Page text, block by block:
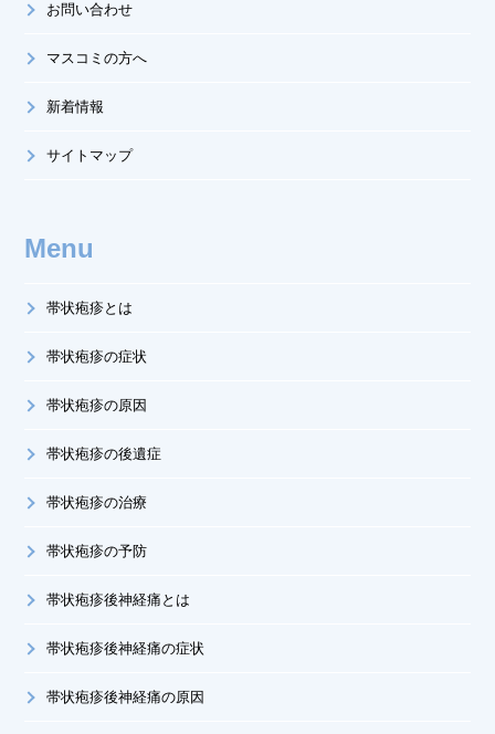
お問い合わせ
マスコミの方へ
新着情報
サイトマップ
Menu
帯状疱疹とは
帯状疱疹の症状
帯状疱疹の原因
帯状疱疹の後遺症
帯状疱疹の治療
帯状疱疹の予防
帯状疱疹後神経痛とは
帯状疱疹後神経痛の症状
帯状疱疹後神経痛の原因